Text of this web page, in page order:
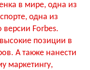
в мире, одна из
одна из
Forbes.
позиции в
А также нанести
маркетингу,